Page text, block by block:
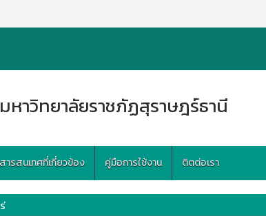
หาวิทยาลัยราชภัฏสุราษฎร์ธานี
ารสนเทศที่เกี่ยวข้อง คู่มือการใช้งาน ติตต่อเรา